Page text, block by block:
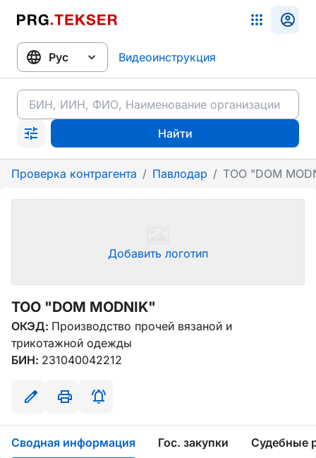
Видеоинструкция
Найти
Проверка контрагента / Павлодар / ТОО "DOM
Добавить логотип
ТОО "DOM MODNIK"
ОКЭД: Производство прочей вязаной и
трикотажной одежды
БИН: 231040042212
Сводная информация Гос. закупки Судебные